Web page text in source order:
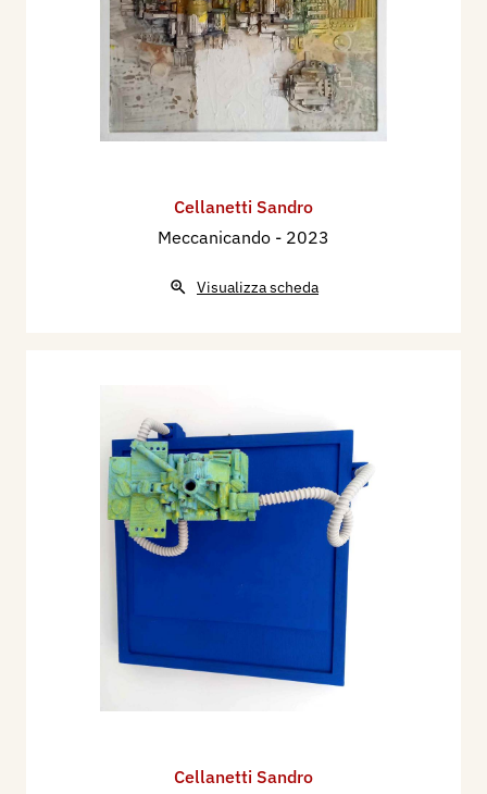
Cellanetti Sandro
Meccanicando - 2023
Visualizza scheda
Cellanetti Sandro